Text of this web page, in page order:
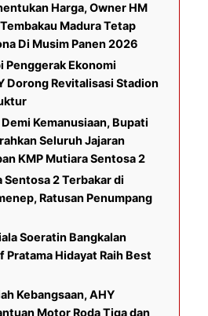
Harga, Owner HM
Madura Tetap
Di Musim Panen 2026
Penggerak Ekonomi
Dorong Revitalisasi Stadion
Kemanusiaan, Bupati
Seluruh Jajaran
KMP Mutiara Sentosa 2
Sentosa 2 Terbakar di
Ratusan Penumpang
Soeratin Bangkalan
Pratama Hidayat Raih Best
Kebangsaan, AHY
Motor Roda Tiga dan